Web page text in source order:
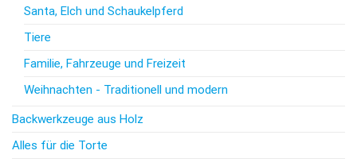
Santa, Elch und Schaukelpferd
Tiere
Familie, Fahrzeuge und Freizeit
Weihnachten - Traditionell und modern
Backwerkzeuge aus Holz
Alles für die Torte